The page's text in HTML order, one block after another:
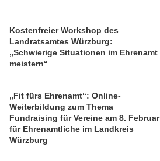
Kostenfreier Workshop des
Landratsamtes Würzburg:
„Schwierige Situationen im Ehrenamt
meistern“
„Fit fürs Ehrenamt“: Online-
Weiterbildung zum Thema
Fundraising für Vereine am 8. Februar
für Ehrenamtliche im Landkreis
Würzburg